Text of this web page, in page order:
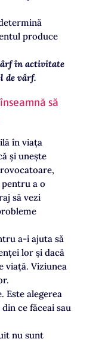
produce
în activitate
de vârf.
să
în viața
și unește
a o
să vezi
a-i ajuta să
lor și dacă
viață. Viziunea
Este alegerea
ce făceai sau
nu sunt